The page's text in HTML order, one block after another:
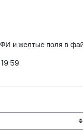
и желтые поля в